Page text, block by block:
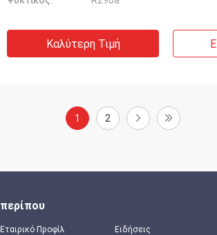
Καλύτερη Τιμή
1 2
περίπου
Εταιρικό Προφίλ
Ειδήσεις